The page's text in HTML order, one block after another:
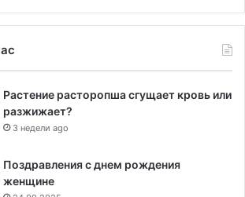
Растение расторопша сгущает кровь или
разжижает?
3 недели ago
Поздравления с днем рождения
женщине